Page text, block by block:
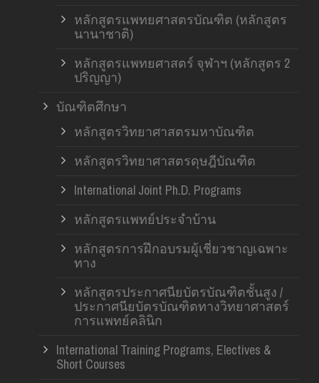
หลักสูตรแพทยศาสตรบัณฑิต (หลักสูตร
นานาชาติ)
หลักสูตรแพทยศาสตร์ จุฬาฯ (หลักสูตร 2
ปริญญา)
บัณฑิตศึกษา
หลักสูตรวิทยาศาสตรมหาบัณฑิต
หลักสูตรวิทยาศาสตรดุษฎีบัณฑิต
International Joint Ph.D. Programs
หลักสูตรแพทย์ประจำบ้าน
หลักสูตรการฝึกอบรมผู้เชี่ยวชาญเฉพาะ
ทาง
หลักสูตรประกาศนียบัตรบัณฑิตชั้นสูง /
ประกาศนียบัตรบัณฑิตทางวิทยาศาสตร์
การแพทย์คลินิก
International Training Programs, Electives &
Short Courses